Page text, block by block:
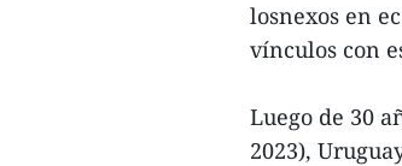
losnexos en
vínculos con
Luego de 30
2023),